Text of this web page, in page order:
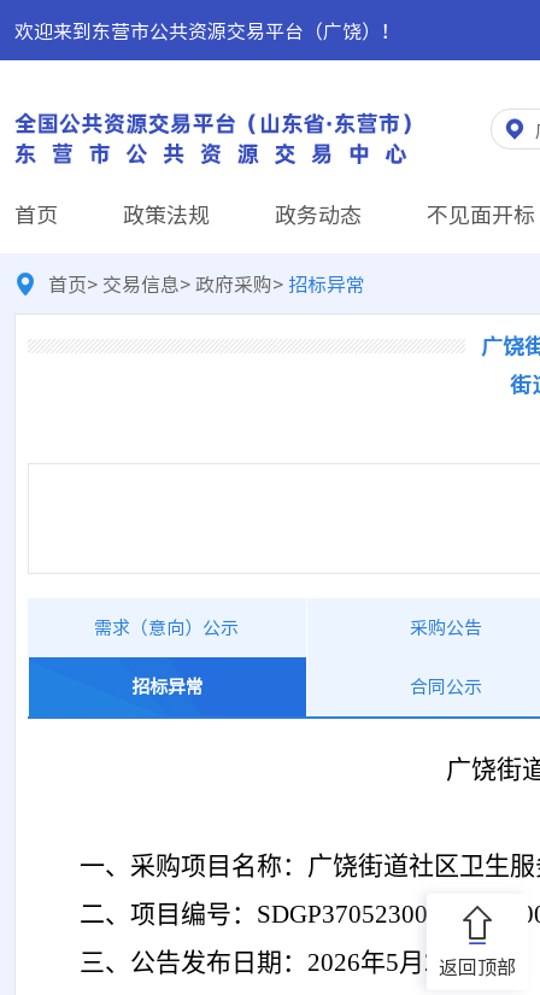
欢迎来到东营市公共资源交易平台（广饶）！
首页 政策法规 政务动态 不见面开标
返回顶部
首页> 交易信息>政府采购>招标异常
广饶
街
需求（意向）公示 采购公告
招标异常 合同公示
广饶街
一、采购项目名称： 广饶街道社区卫生
二、项目编号：
三、公告发布日期： 2026年5月 25日